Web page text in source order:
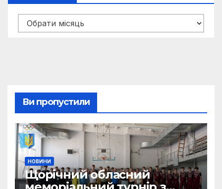
Архів
новин
Ви пропустили
НОВИНИ
Щорічний обласний